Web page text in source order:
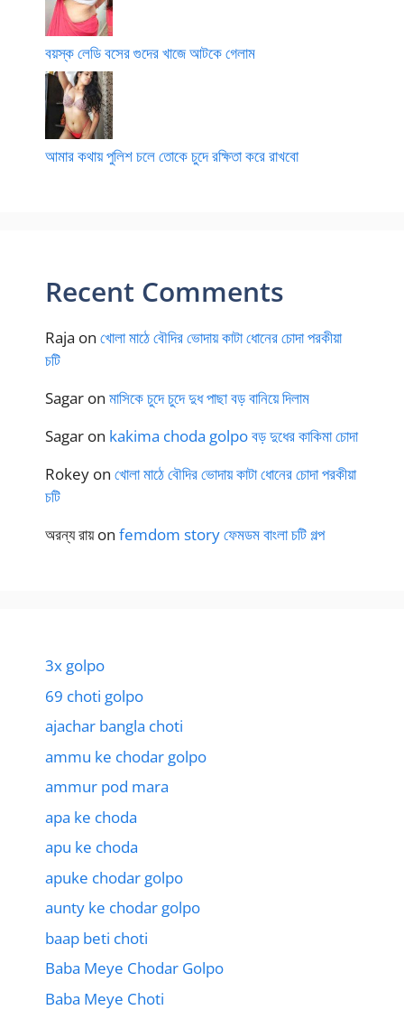
বয়স্ক লেডি বসের গুদের খাজে আটকে গেলাম
আমার কথায় পুলিশ চলে তোকে চুদে রক্ষিতা করে রাখবো
Recent Comments
Raja on খোলা মাঠে বৌদির ভোদায় কাটা ধোনের চোদা পরকীয়া
চটি
Sagar on মাসিকে চুদে চুদে দুধ পাছা বড় বানিয়ে দিলাম
Sagar on kakima choda golpo বড় দুধের কাকিমা চোদা
Rokey on খোলা মাঠে বৌদির ভোদায় কাটা ধোনের চোদা পরকীয়া
চটি
অরন্য রায়on femdom story ফেমডম বাংলা চটি গল্প
3x golpo
69 choti golpo
ajachar bangla choti
ammu ke chodar golpo
ammur pod mara
apa ke choda
apu ke choda
apuke chodar golpo
aunty ke chodar golpo
baap beti choti
Baba Meye Chodar Golpo
Baba Meye Choti